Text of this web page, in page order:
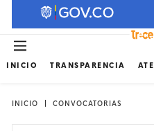
INICIO TRANSPARENCIA
INICIO CONVOCATORIAS